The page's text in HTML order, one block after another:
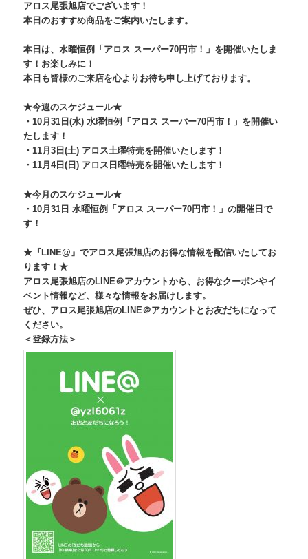
アロス尾張旭店でございます！
本日のおすすめ商品をご案内いたします。
本日は、水曜恒例「アロス スーパー70円市！」を開催いたしま
す！お楽しみに！
本日も皆様のご来店を心よりお待ち申し上げております。
★今週のスケジュール★
・10月31日(水) 水曜恒例「アロス スーパー70円市！」を開催い
たします！
・11月3日(土) アロス土曜特売を開催いたします！
・11月4日(日) アロス日曜特売を開催いたします！
★今月のスケジュール★
・10月31日 水曜恒例「アロス スーパー70円市！」の開催日で
す！
★『LINE@』でアロス尾張旭店のお得な情報を配信いたしてお
ります！★
アロス尾張旭店のLINE＠アカウントから、 お得なクーポンやイ
ベント情報など、様々な情報をお届けします。
ぜひ、アロス尾張旭店のLINE＠アカウントとお友だちになって
ください。
＜登録方法＞